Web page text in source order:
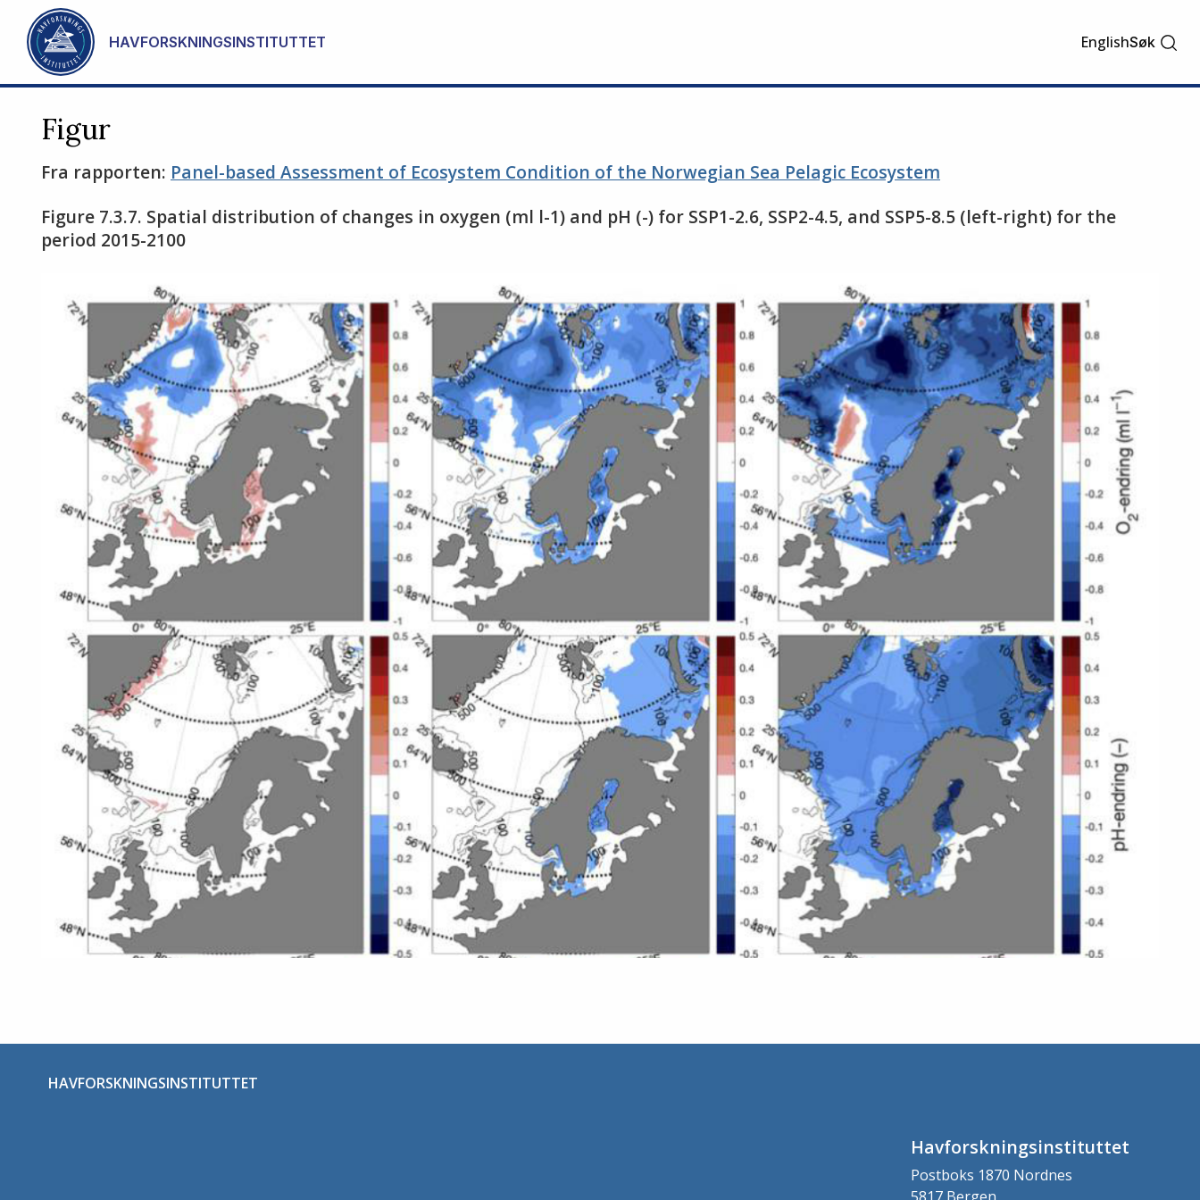
Gå til hovedinnhold
HAVFORSKNINGSINSTITUTTET EnglishSøk
Figur
Fra rapporten: Panel-based Assessment of Ecosystem Condition of the Norwegian Sea Pelagic Ecosystem
Figure 7.3.7. Spatial distribution of changes in oxygen (ml l-1) and pH (-) for SSP1-2.6, SSP2-4.5, and SSP5-8.5 (left-right) for the
period 2015-2100
HAVFORSKNINGSINSTITUTTET
Havforskningsinstituttet
Postboks 1870 Nordnes